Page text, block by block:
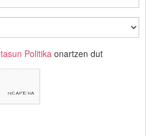
Politika onartzen dut